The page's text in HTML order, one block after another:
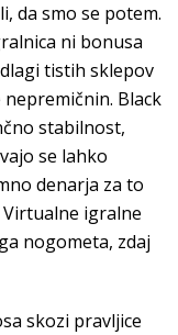
da smo se potem.
ni bonusa
tistih sklepov
Black
stabilnost,
se lahko
denarja za to
igralne
nogometa, zdaj
skozi pravljice